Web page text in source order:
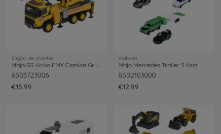
Engins de chantier
8503723006
€15.99
Voitures
Majo Mercedes Trailer 3 Asst
8502103000
€12.99